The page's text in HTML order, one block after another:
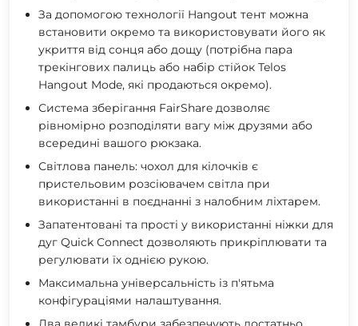
За допомогою технології Hangout тент можна
встановити окремо та використовувати його як
укриття від сонця або дощу (потрібна пара
трекінгових палиць або набір стійок Telos
Hangout Mode, які продаються окремо).
Система зберігання FairShare дозволяє
рівномірно розподіляти вагу між друзями або
всередині вашого рюкзака.
Світлова панель: чохол для кілочків є
пристельовим розсіювачем світла при
використанні в поєднанні з налобним ліхтарем.
Запатентовані та прості у використанні ніжки для
дуг Quick Connect дозволяють прикріплювати та
регулювати їх однією рукою.
Максимальна універсальність із п'ятьма
конфігураціями налаштування.